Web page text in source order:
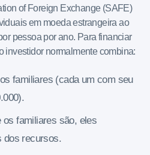
of Foreign Exchange (SAFE)
em moeda estrangeira ao
pessoa por ano. Para financiar
investidor normalmente combina:
familiares (cada um com seu
os familiares são, eles
dos recursos.